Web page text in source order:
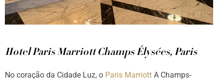
Hotel Paris Marriott Champs Élysées, Paris
No coração da Cidade Luz, o Paris Marriott A Champs-